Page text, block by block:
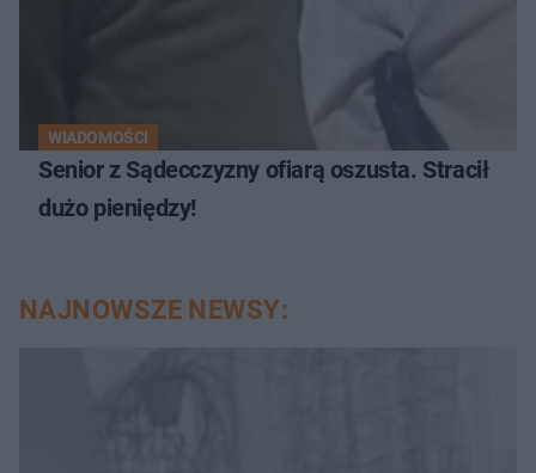
WIADOMOŚCI
Senior z Sądecczyzny ofiarą oszusta. Stracił
dużo pieniędzy!
NAJNOWSZE NEWSY: